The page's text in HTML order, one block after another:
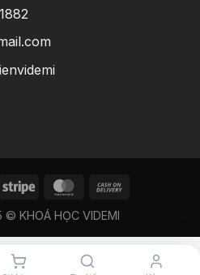
KHOÁ HỌC VIDEMI